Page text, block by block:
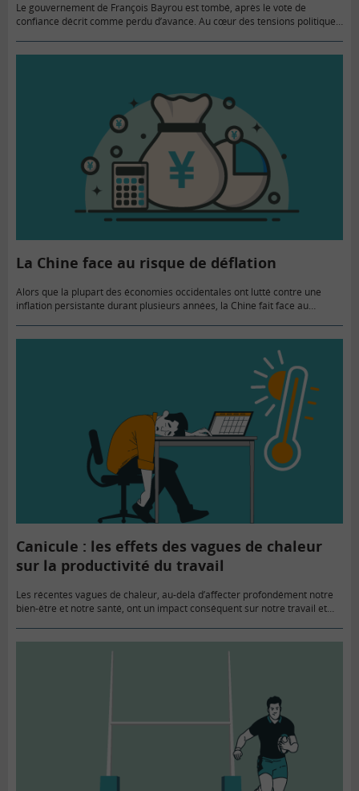
Le gouvernement de François Bayrou est tombé, après le vote de
confiance décrit comme perdu d’avance. Au cœur des tensions politiques
La Chine face au risque de déflation
Alors que la plupart des économies occidentales ont lutté contre une
inflation persistante durant plusieurs années, la Chine fait face au
Canicule : les effets des vagues de chaleur
sur la productivité du travail
Les récentes vagues de chaleur, au-delà d’affecter profondément notre
bien-être et notre santé, ont un impact conséquent sur notre travail et